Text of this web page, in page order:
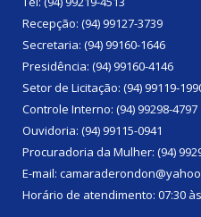
Recepção: (94) 99127-3739
Secretaria: (94) 99160-1646
Presidência: (94) 99160-4146
Setor de Licitação: (94) 99119-
Controle Interno: (94) 99298-4797
Ouvidoria: (94) 99115-0941
Procuradoria da Mulher: (94)
E-mail:
Horário de atendimento: 07:30